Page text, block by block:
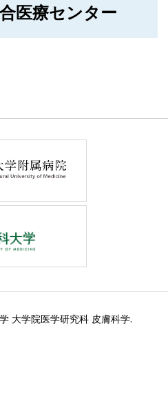
医療センター
大学院医学研究科 皮膚科学.